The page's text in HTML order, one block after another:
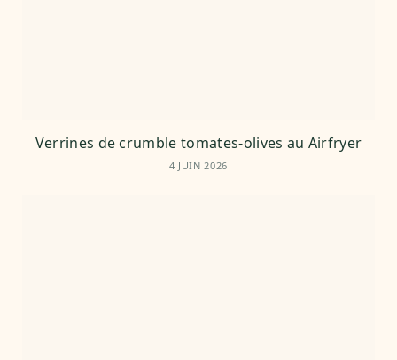
Verrines de crumble tomates-olives au Airfryer
4 JUIN 2026